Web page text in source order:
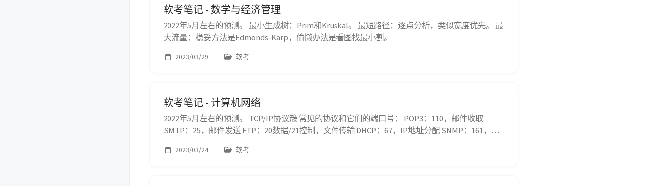
软考笔记 - 数学与经济管理
2022年5月左右的预测。 最小生成树：Prim和Kruskal。 最短路径：逐点分析，类似宽度优先。 最
大流量：稳妥方法是Edmonds-Karp，偷懒办法是看图找最小割。
2023/03/29 软考
软考笔记 - 计算机网络
2022年5月左右的预测。 TCP/IP协议簇 常见的协议和它们的端口号： POP3：110，邮件收取
SMTP：25，邮件发送 FTP：20数据/21控制，文件传输 DHCP：67，IP地址分配 SNMP：161，简
议，IP转MAC R...
2023/03/24 软考